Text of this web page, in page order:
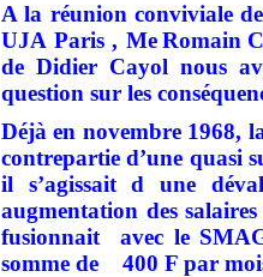
A la réunion conviviale
UJA Paris , Me Romain
de Didier Cayol nous
question sur les
Déjà en novembre 1968,
contrepartie d’une quasi
il s’agissait d une
augmentation des
fusionnait
avec le
somme de 400 F par